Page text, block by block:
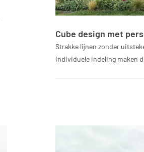
Cube design met
Strakke lijnen zonder
individuele indeling maken